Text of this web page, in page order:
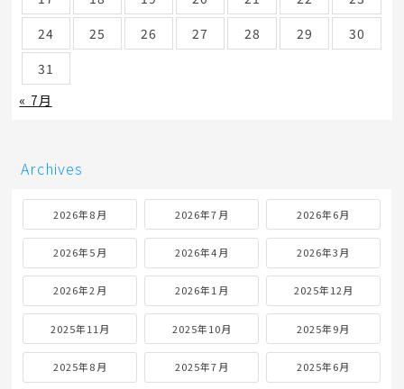
24
25 26 27 28 29
30
31
« 7月
Archives
2026年8月 2026年7月 2026年6月
2026年5月 2026年4月 2026年3月
2026年2月 2026年1月 2025年12月
2025年11月 2025年10月 2025年9月
2025年8月 2025年7月 2025年6月